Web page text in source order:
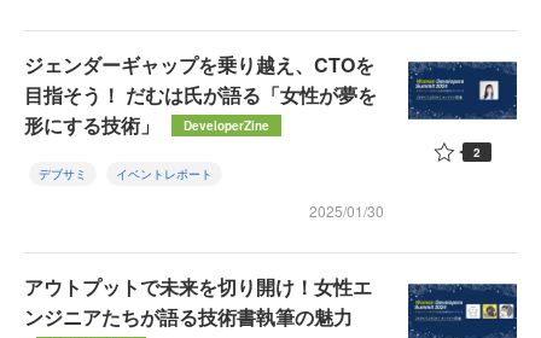
ジェンダーギャップを乗り越え、CTOを
目指そう！ だむは氏が語る「女性が夢を
形にする技術」
DeveloperZine
デブサミ イベントレポート
2025/01/30
2
アウトプットで未来を切り開け！女性エ
ンジニアたちが語る技術書執筆の魅力